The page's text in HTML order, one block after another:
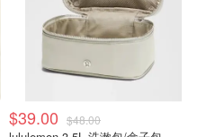
$39.00 $48.00